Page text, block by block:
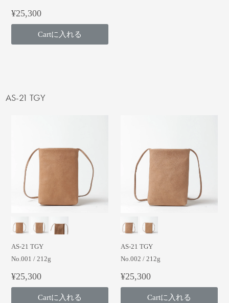
¥25,300
Cartに入れる
AS-21 TGY
AS-21 TGY
No.001 / 212g
¥25,300
Cartに入れる
AS-21 TGY
No.002 / 212g
¥25,300
Cartに入れる